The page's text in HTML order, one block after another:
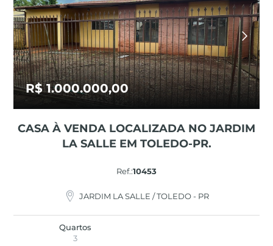
R$ 1.000.000,00
CASA À VENDA LOCALIZADA NO JARDIM
LA SALLE EM TOLEDO-PR.
Ref.:10453
JARDIM LA SALLE / TOLEDO - PR
Quartos
3